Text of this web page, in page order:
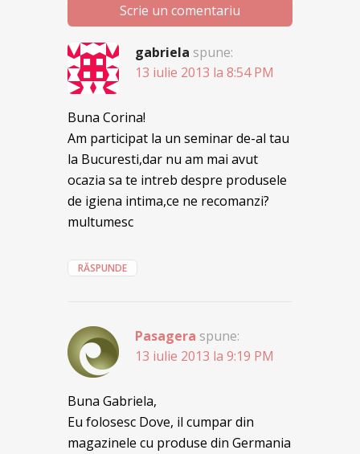
Scrie un comentariu
gabriela spune:
13 iulie 2013 la 8:54 PM
Buna Corina!
Am participat la un seminar de-al tau
la Bucuresti,dar nu am mai avut
ocazia sa te intreb despre produsele
de igiena intima,ce ne recomanzi?
multumesc
RĂSPUNDE
Pasagera spune:
13 iulie 2013 la 9:19 PM
Buna Gabriela,
Eu folosesc Dove, il cumpar din
magazinele cu produse din Germania